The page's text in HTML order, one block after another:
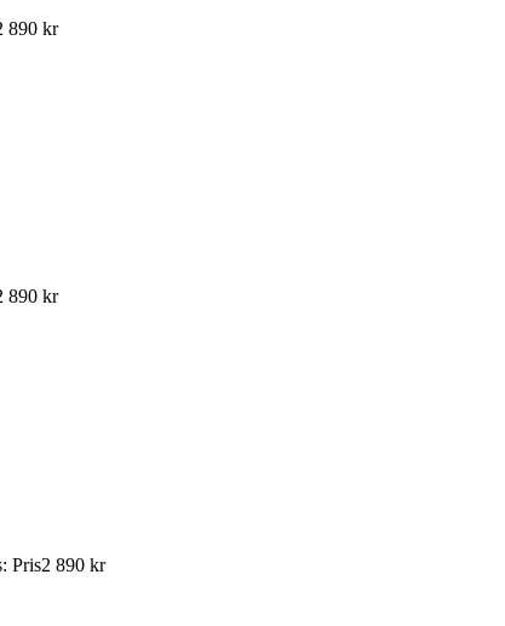
890 kr
890 kr
: Pris2 890 kr